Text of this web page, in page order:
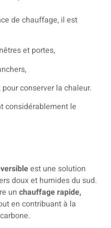
de chauffage, il est
et portes,
conserver la chaleur.
considérablement le
est une solution
doux et humides du sud.
un chauffage rapide,
en contribuant à la